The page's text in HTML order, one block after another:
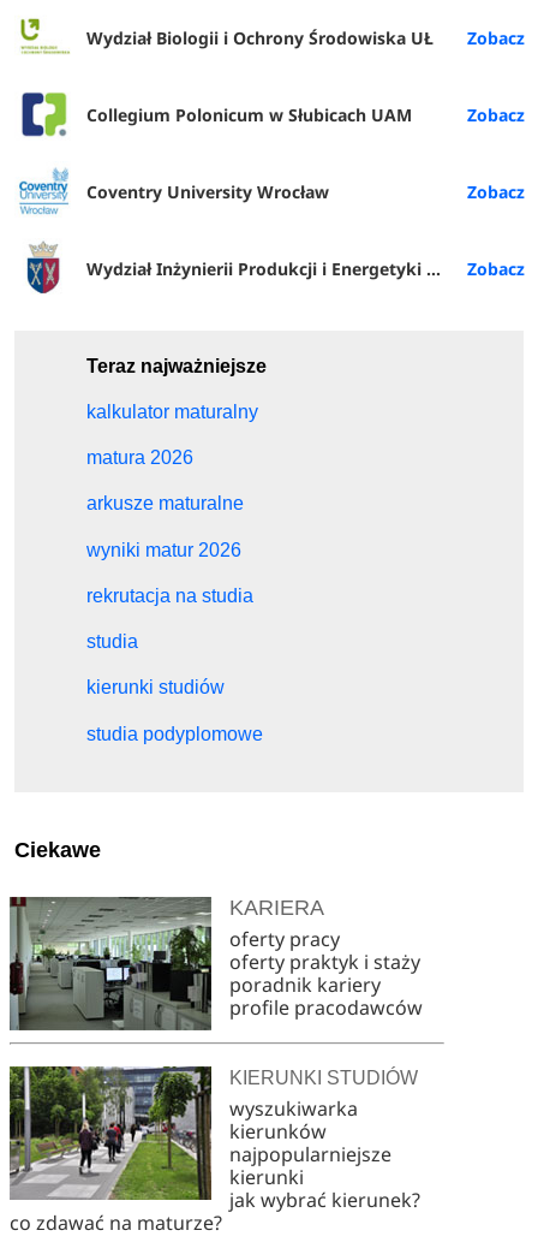
Wydział Biologii i Ochrony Środowiska UŁ
Collegium Polonicum w Słubicach UAM
Coventry University Wrocław
Wydział Inżynierii Produkcji i Energetyki URK
Teraz najważniejsze
kalkulator maturalny
matura 2026
arkusze maturalne
wyniki matur 2026
rekrutacja na studia
studia
kierunki studiów
studia podyplomowe
Ciekawe
KARIERA
oferty pracy
oferty praktyk i staży
poradnik kariery
profile pracodawców
KIERUNKI STUDIÓW
wyszukiwarka
kierunków
najpopularniejsze
kierunki
jak wybrać kierunek?
co zdawać na maturze?